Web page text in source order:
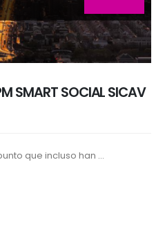
SMART SOCIAL SICAV
que incluso han ...